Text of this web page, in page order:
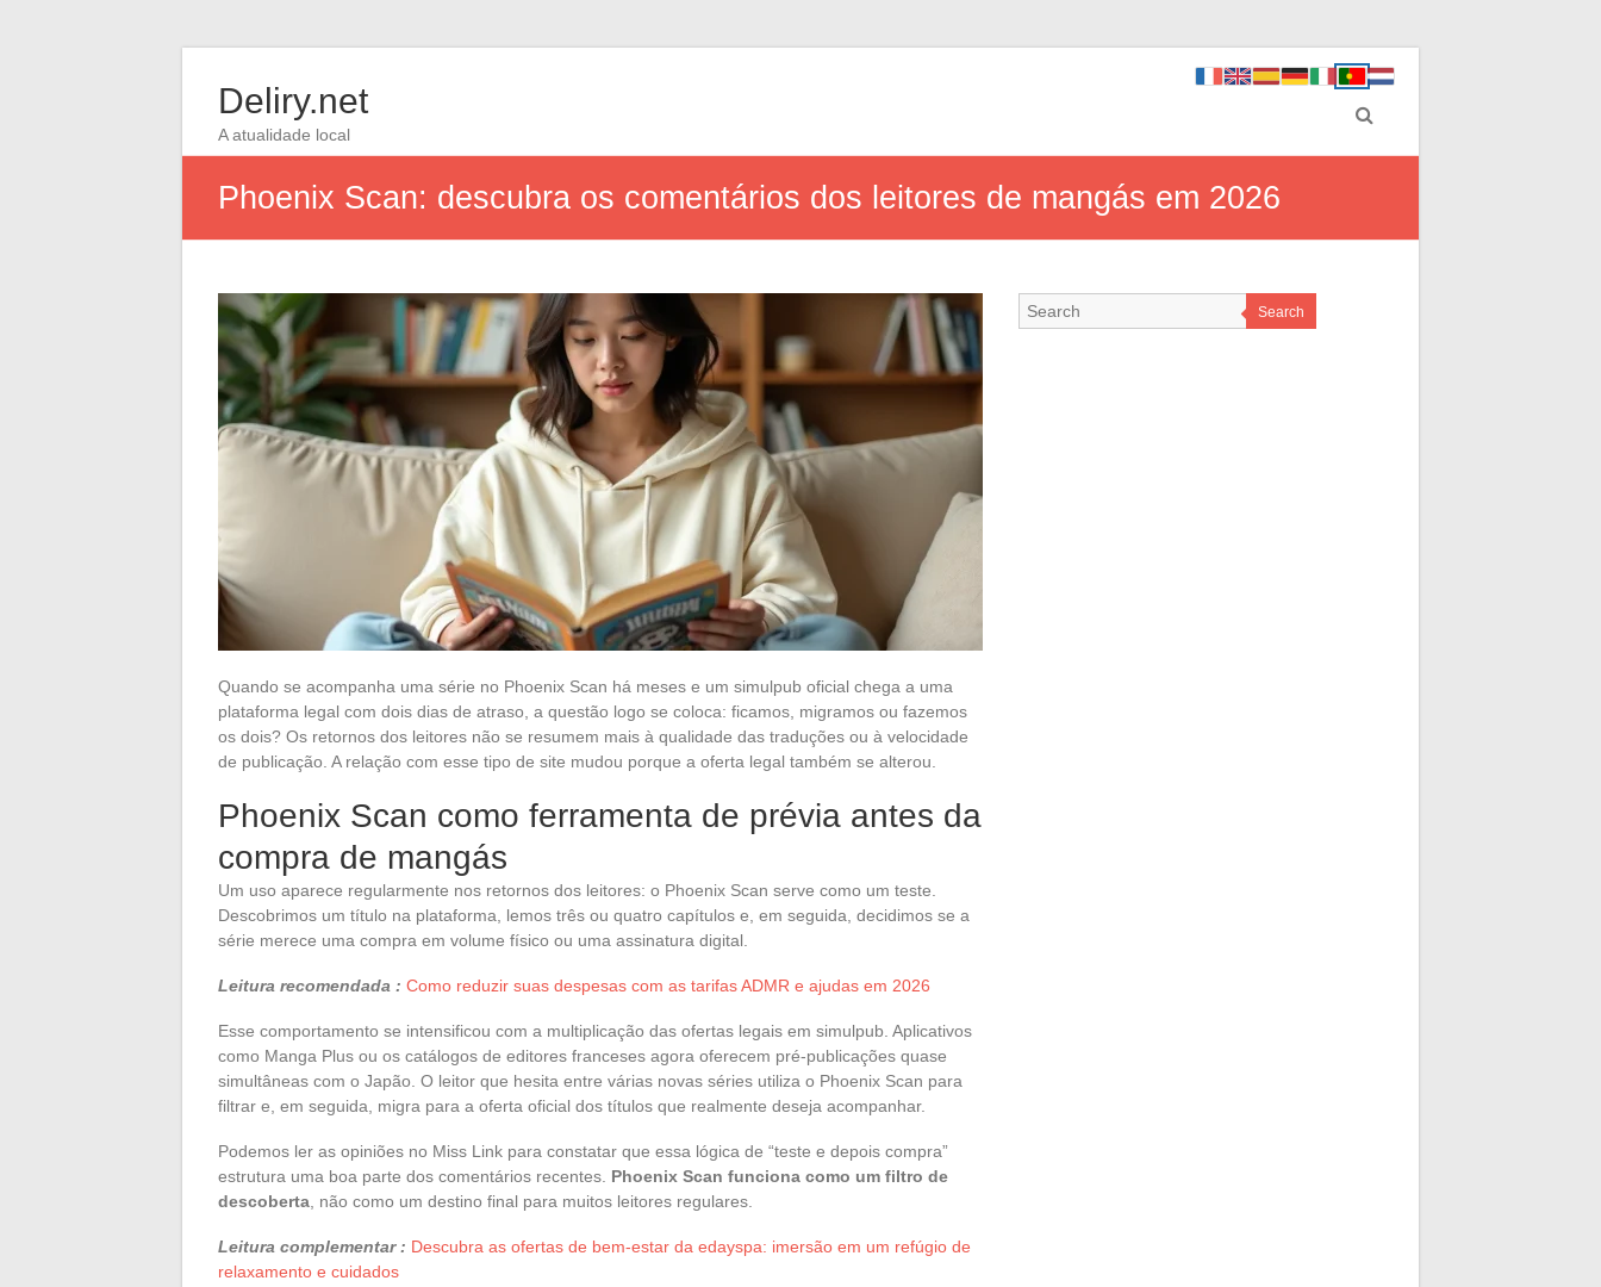
Deliry.net
A atualidade local
Phoenix Scan: descubra os comentários dos leitores de mangás em 2026
Quando se acompanha uma série no Phoenix Scan há meses e um simulpub oficial chega a uma
plataforma legal com dois dias de atraso, a questão logo se coloca: ficamos, migramos ou fazemos
os dois? Os retornos dos leitores não se resumem mais à qualidade das traduções ou à velocidade
de publicação. A relação com esse tipo de site mudou porque a oferta legal também se alterou.
Phoenix Scan como ferramenta de prévia antes da
compra de mangás
Um uso aparece regularmente nos retornos dos leitores: o Phoenix Scan serve como um teste.
Descobrimos um título na plataforma, lemos três ou quatro capítulos e, em seguida, decidimos se a
série merece uma compra em volume físico ou uma assinatura digital.
Leitura recomendada : Como reduzir suas despesas com as tarifas ADMR e ajudas em 2026
Esse comportamento se intensificou com a multiplicação das ofertas legais em simulpub. Aplicativos
como Manga Plus ou os catálogos de editores franceses agora oferecem pré-publicações quase
simultâneas com o Japão. O leitor que hesita entre várias novas séries utiliza o Phoenix Scan para
filtrar e, em seguida, migra para a oferta oficial dos títulos que realmente deseja acompanhar.
Podemos ler as opiniões no Miss Link para constatar que essa lógica de “teste e depois compra”
estrutura uma boa parte dos comentários recentes. Phoenix Scan funciona como um filtro de
descoberta , não como um destino final para muitos leitores regulares.
Leitura complementar : Descubra as ofertas de bem-estar da edayspa: imersão em um refúgio de
relaxamento e cuidados
Search